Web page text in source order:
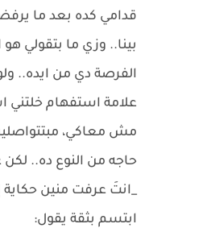
قدامي كده بعد ما
بينا.. وزي ما بتقولي
الفرصة دي من ايده..
علامة استفهام خلتني
مش معاكي،
حاجه من النوع ده..
_انتَ عرفت منين
ابتسم بثقة يقول: